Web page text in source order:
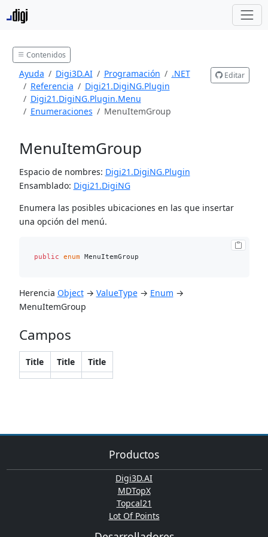
Contenidos
Ayuda Digi3D.AI Programación
.NET
Referencia
Digi21.DigiNG.Plugin
Digi21.DigiNG.Plugin.Menu
Enumeraciones
MenuItemGroup
Editar
MenuItemGroup
Espacio de nombres: Digi21.DigiNG.Plugin
Ensamblado: Digi21.DigiNG
Enumera las posibles ubicaciones en las que insertar
una opción del menú.
public enum
‌Herencia Object→ ValueType→ Enum →
MenuItemGroup
Campos
​Title ​Title ​Title
Productos
Digi3D.AI
MDTopX
Topcal21
Lot Of Points